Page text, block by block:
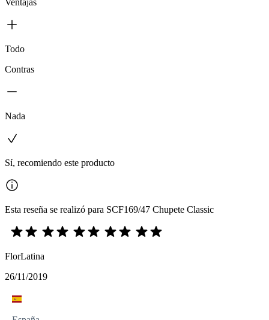
Ventajas
Todo
Contras
Nada
Sí, recomiendo este producto
Esta reseña se realizó para SCF169/47 Chupete Classic
FlorLatina
26/11/2019